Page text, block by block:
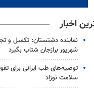
اخبار
شهریور برازجان شتاب بگیرد
توصیه‌های طب ایرانی برای
سلامت نوزاد